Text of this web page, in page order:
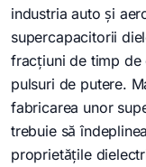
industria auto și
supercapacitorii
fracțiuni de timp de
pulsuri de putere.
fabricarea unor
trebuie să
proprietățile